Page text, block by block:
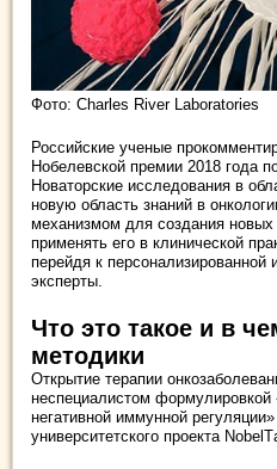
Фото: Charles River Laboratories
Российские ученые
Нобелевской премии 2018 года
Новаторские исследования в
новую область знаний в
механизмом для создания
применять его в клинической
перейдя к персонализированной
эксперты.
Что это такое и в
методики
Открытие терапии
неспециалистом формулировкой
негативной иммунной
университетского проекта